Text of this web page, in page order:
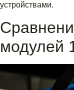
устройствами.
модулей